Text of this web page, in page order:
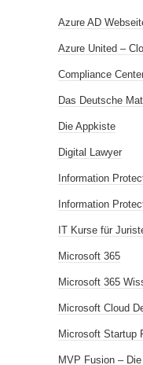
Azure AD
Azure United –
Compliance
Das Deutsche
Die Appkiste
Digital Lawyer
Information
Information
IT Kurse für
Microsoft 365
Microsoft 365
Microsoft Cloud
Microsoft Startup
MVP Fusion –